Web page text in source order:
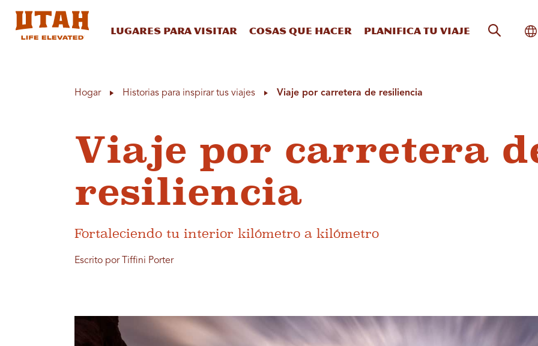
Lugares para visitar Cosas que hacer Planifica tu viaje
Hogar Historias para inspirar tus viajes Viaje por carretera de resiliencia
Viaje por carretera
resiliencia
Fortaleciendo tu interior kilómetro a kilómetro
Escrito por Tiffini Porter